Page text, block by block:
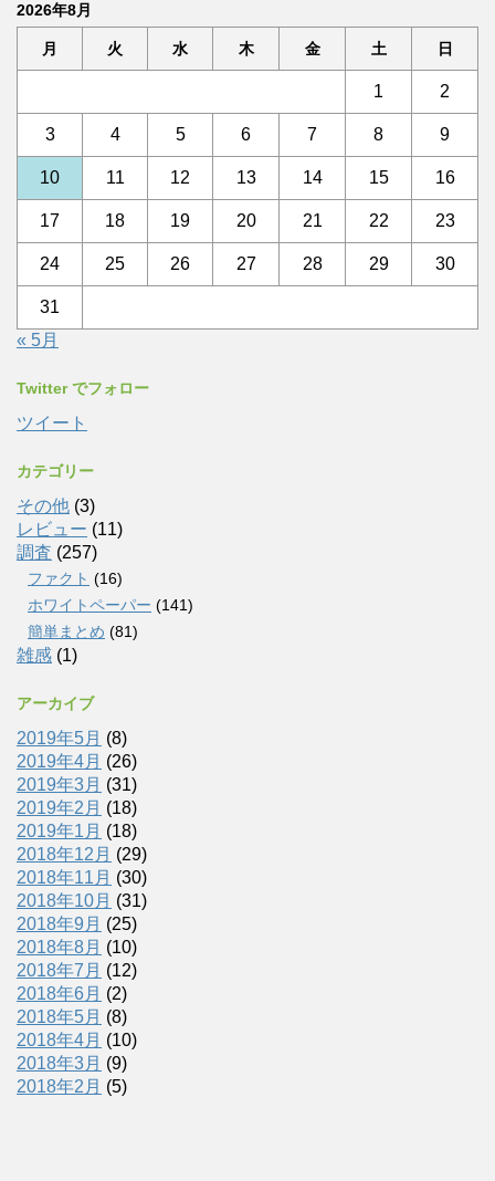
2026年8月
月 火 水 木 金 土 日
1 2
3 4 5 6 7 8 9
10 11 12 13 14 15 16
17 18 19 20 21 22 23
24 25 26 27 28 29 30
31
« 5月
Twitter でフォロー
ツイート
カテゴリー
その他 (3)
レビュー (11)
調査 (257)
ファクト (16)
ホワイトペーパー (141)
簡単まとめ (81)
雑感 (1)
アーカイブ
2019年5月 (8)
2019年4月 (26)
2019年3月 (31)
2019年2月 (18)
2019年1月 (18)
2018年12月 (29)
2018年11月 (30)
2018年10月 (31)
2018年9月 (25)
2018年8月 (10)
2018年7月 (12)
2018年6月 (2)
2018年5月 (8)
2018年4月 (10)
2018年3月 (9)
2018年2月 (5)